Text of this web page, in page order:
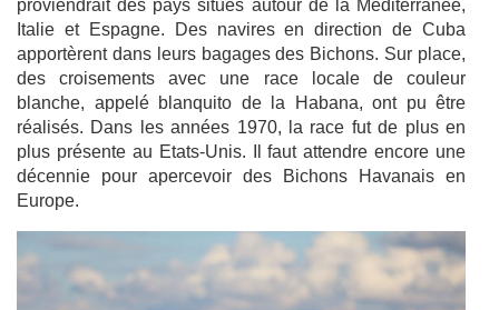
proviendrait des pays situés autour de la Méditerranée,
Italie et Espagne. Des navires en direction de Cuba
apportèrent dans leurs bagages des Bichons. Sur place,
des croisements avec une race locale de couleur
blanche, appelé blanquito de la Habana, ont pu être
réalisés. Dans les années 1970, la race fut de plus en
plus présente au Etats-Unis. Il faut attendre encore une
décennie pour apercevoir des Bichons Havanais en
Europe.